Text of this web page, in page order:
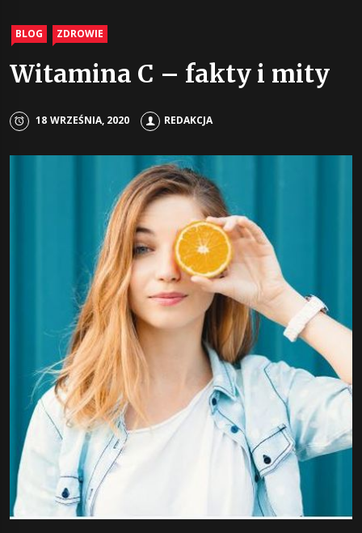
BLOG ZDROWIE
Witamina C – fakty i mity
18 WRZEŚNIA, 2020 REDAKCJA